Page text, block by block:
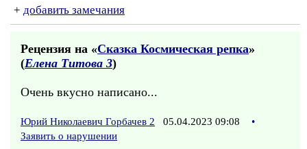
+ добавить замечания
Рецензия на «Сказка Космическая репка»
(Елена Титова 3)
Очень вкусно написано...
Юрий Николаевич Горбачев 2 05.04.2023 09:08
•
Заявить о нарушении